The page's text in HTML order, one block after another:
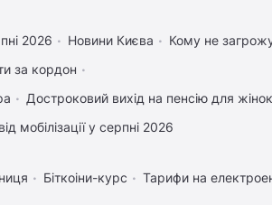
2026 Новини Києва
Кому не
за кордон
Достроковий вихід на пенсію для жінок
мобілізації у серпні 2026
Біткоіни-курс Тарифи на